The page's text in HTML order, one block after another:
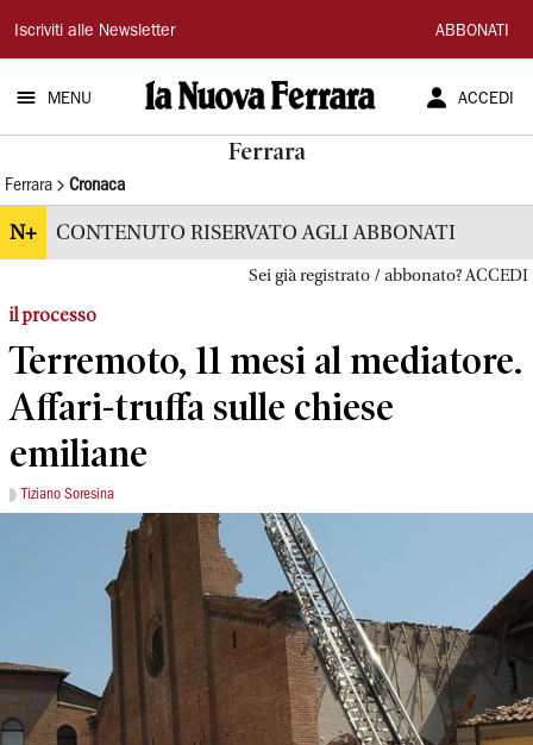
La
Nuova
Ferrara
Iscriviti alle Newsletter ABBONATI
MENU ACCEDI
Ferrara
Ferrara Cronaca
N+ CONTENUTO RISERVATO AGLI ABBONATI
Sei già registrato / abbonato? ACCEDI
il processo
Terremoto, 11 mesi al mediatore.
Affari-truffa sulle chiese
emiliane
Tiziano Soresina